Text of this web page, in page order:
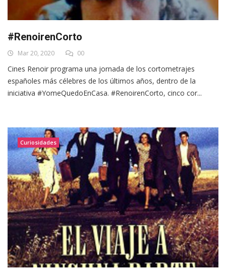
#RenoirenCorto
Mar 20, 2020 00
Cines Renoir programa una jornada de los cortometrajes
españoles más célebres de los últimos años, dentro de la
iniciativa #YomeQuedoEnCasa. #RenoirenCorto, cinco cor...
Curiosidades